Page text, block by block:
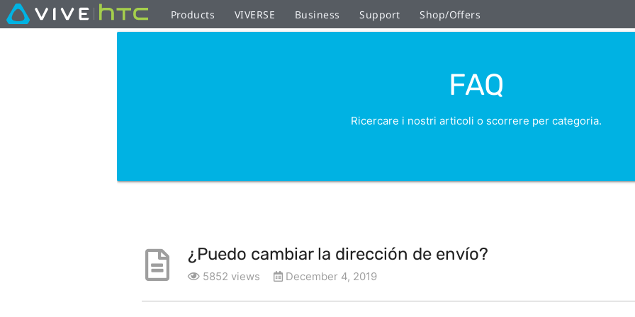
Products VIVERSE Business Support Shop/Offers
FAQ
Ricercare i nostri articoli o scorrere per categoria.
¿Puedo cambiar la dirección de envío?
5852 views December 4, 2019